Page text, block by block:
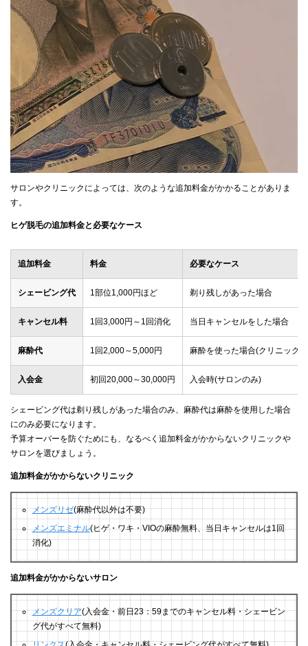
サロンやクリニックによっては、次のような追加料金がかかることがありま
す。
ヒゲ脱毛の追加料金と必要なケース
追加料金 料金 必要なケース
シェービング代 1部位1,000円ほど 剃り残しがあった場合
キャンセル料 1回3,000円～1回消化 当日キャンセルをした場合
麻酔代 1回2,000～5,000円 麻酔を使った場合(クリニック
入会金 初回20,000～30,000円 入会時(サロンのみ)
シェービング代は剃り残しがあった場合のみ、麻酔代は麻酔を使用した場合
にのみ必要になります。
予算オーバーを防ぐためにも、なるべく追加料金がかからないクリニックや
サロンを選びましょう。
追加料金がかからないクリニック
メンズリゼ(麻酔代以外は不要)
メンズエミナル(ヒゲ・ワキ・VIOの麻酔無料、当日キャンセルは1回
消化)
追加料金がかからないサロン
メンズクリア(入会金・前日23：59までのキャンセル料・シェービン
グ代がすべて無料)